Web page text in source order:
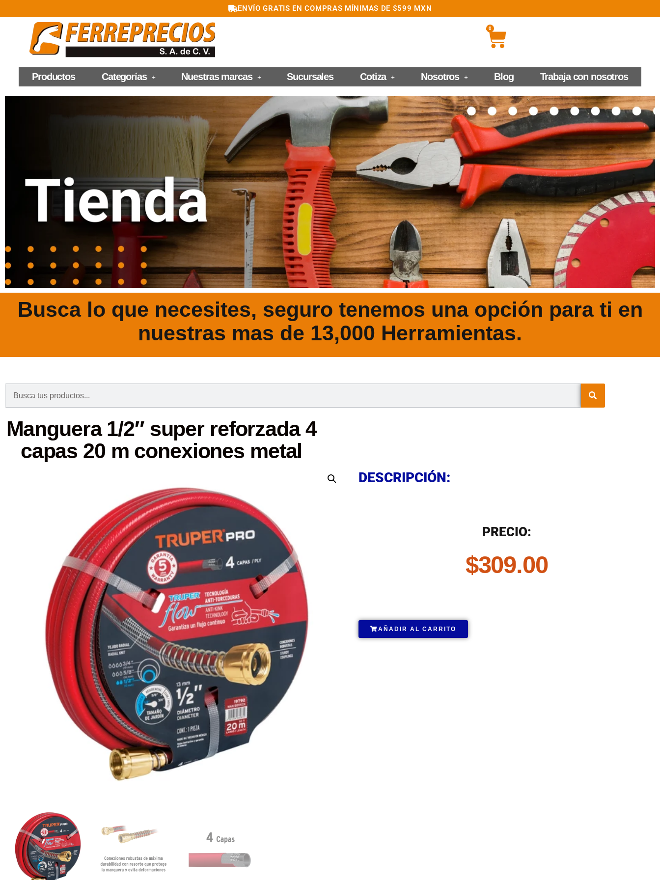
ENVÍO GRATIS EN COMPRAS MÍNIMAS DE $599 MXN
0
Productos Categorías Nuestras marcas Sucursales Cotiza Nosotros Blog Trabaja con nosotros
Busca lo que necesites, seguro tenemos una opción para ti en
nuestras mas de 13,000 Herramientas.
Manguera 1/2″ super reforzada 4
capas 20 m conexiones metal
DESCRIPCIÓN:
PRECIO:
$309.00
AÑADIR AL CARRITO